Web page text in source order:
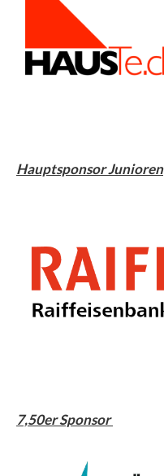
Hauptsponsor Junioren
7,50er Sponsor